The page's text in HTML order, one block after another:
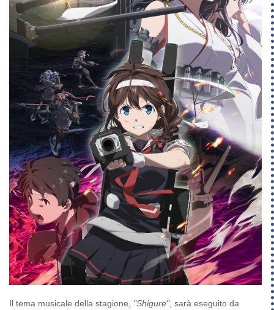
Il tema musicale della stagione, "Shigure", sarà eseguito da